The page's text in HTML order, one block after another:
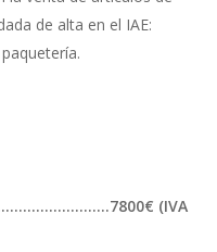
de alta en el IAE:
(IVA